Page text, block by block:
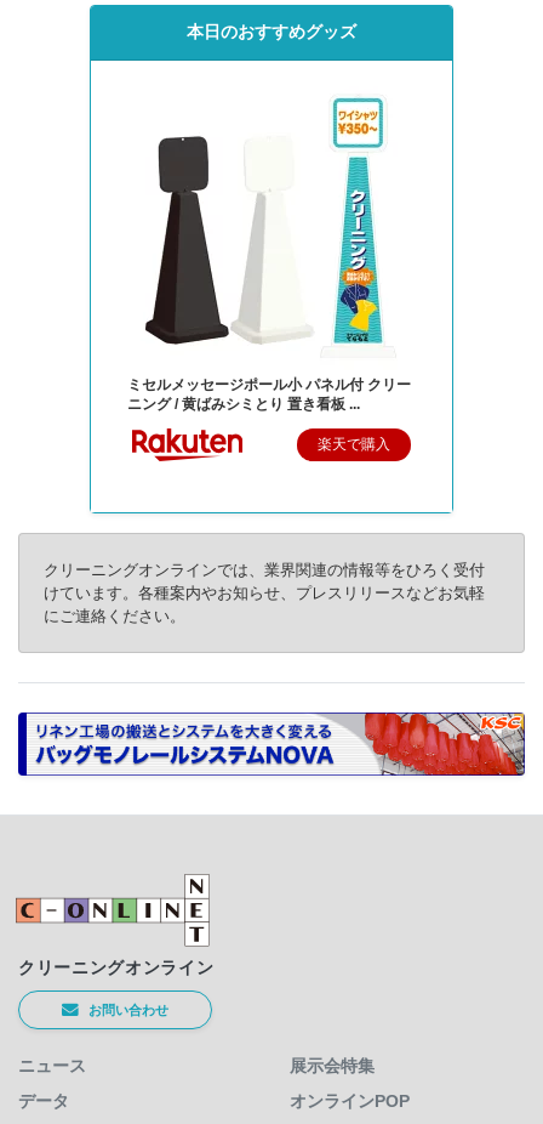
本日のおすすめグッズ
ミセルメッセージポール小 パネル付 クリー
ニング / 黄ばみシミとり 置き看板 ...
楽天で購入
クリーニングオンラインでは、業界関連の情報等をひろく受付
けています。各種案内やお知らせ、プレスリリースなどお気軽
にご連絡ください。
クリーニングオンライン
お問い合わせ
ニュース
データ
展示会特集
オンラインPOP